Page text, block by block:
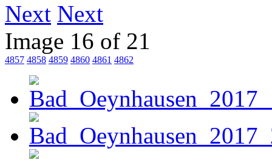
Next
Image 16 of 21
4857 4858 4859 4860 4861 4862